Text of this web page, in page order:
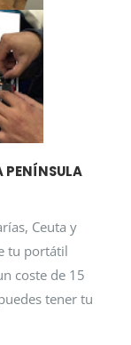
PENÍNSULA
Ceuta y
tu portátil
coste de 15
tener tu